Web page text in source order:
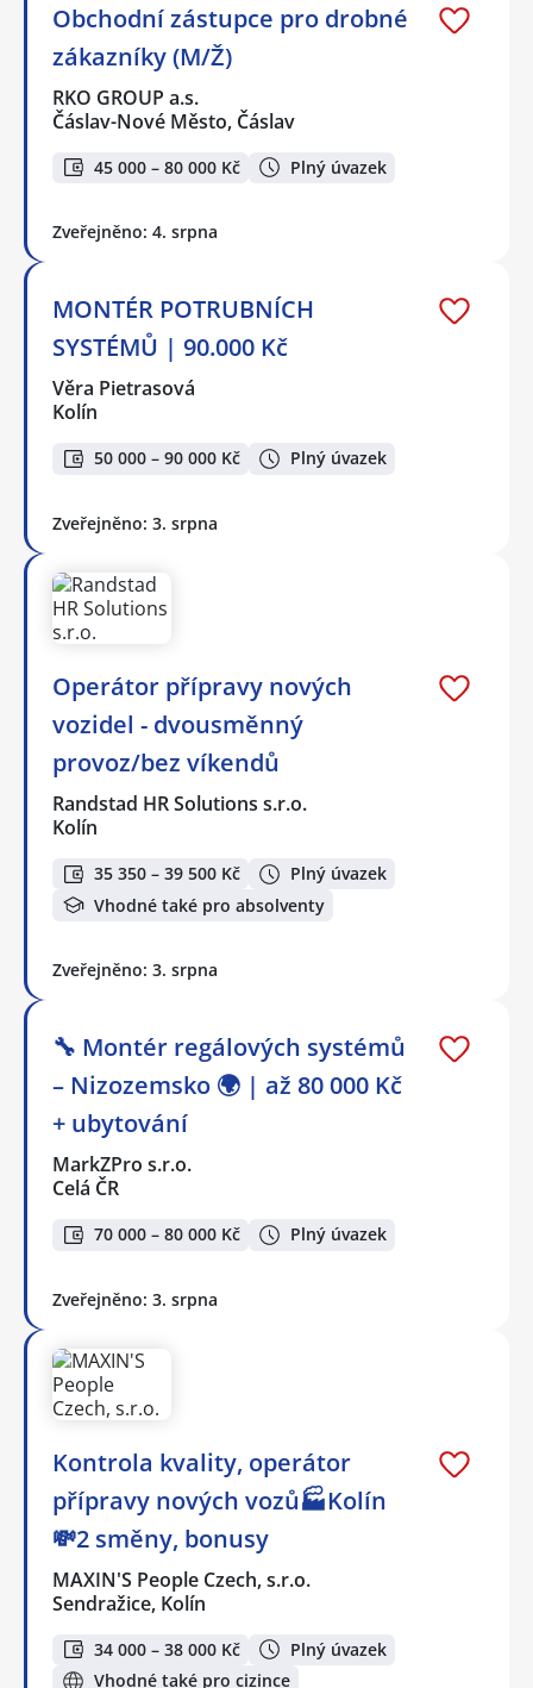
Obchodní zástupce pro drobné
zákazníky (M/Ž)
RKO GROUP a.s.
Čáslav-Nové Město, Čáslav
45 000 – 80 000 Kč Plný úvazek
Zveřejněno: 4. srpna
MONTÉR POTRUBNÍCH
SYSTÉMŮ | 90.000 Kč
Věra Pietrasová
Kolín
50 000 – 90 000 Kč Plný úvazek
Zveřejněno: 3. srpna
Operátor přípravy nových
vozidel - dvousměnný
provoz/bez víkendů
Randstad HR Solutions s.r.o.
Kolín
35 350 – 39 500 Kč
Plný úvazek
Vhodné také pro absolventy
Zveřejněno: 3. srpna
🔧 Montér regálových systémů
– Nizozemsko 🌍 | až 80 000 Kč
+ ubytování
MarkZPro s.r.o.
Celá ČR
70 000 – 80 000 Kč Plný úvazek
Zveřejněno: 3. srpna
Kontrola kvality, operátor
přípravy nových vozů🏭Kolín
💸2 směny, bonusy
MAXIN'S People Czech, s.r.o.
Sendražice, Kolín
34 000 – 38 000 Kč
Plný úvazek
Vhodné také pro cizince